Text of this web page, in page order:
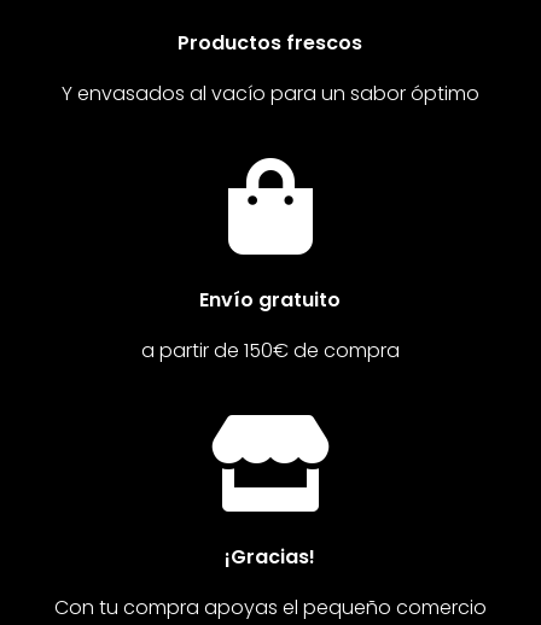
Productos frescos
Y envasados al vacío para un sabor óptimo

Envío gratuito
a partir de 150€ de compra

¡Gracias!
Con tu compra apoyas el pequeño comercio